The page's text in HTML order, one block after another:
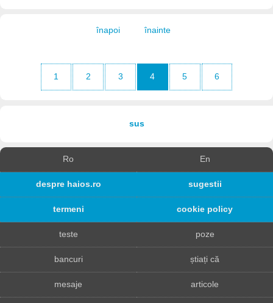
înapoi înainte
1 2 3 4 5 6
sus
Ro En
despre haios.ro sugestii
termeni cookie policy
teste poze
bancuri știați că
mesaje articole